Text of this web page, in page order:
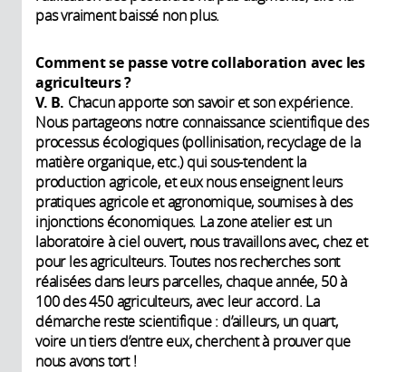
pas vraiment baissé non plus.
Comment se passe votre collaboration avec les
agriculteurs ?
V. B. Chacun apporte son savoir et son expérience.
Nous partageons notre connaissance scientifique des
processus écologiques (pollinisation, recyclage de la
matière organique, etc.) qui sous-tendent la
production agricole, et eux nous enseignent leurs
pratiques agricole et agronomique, soumises à des
injonctions économiques. La zone atelier est un
laboratoire à ciel ouvert, nous travaillons avec, chez et
pour les agriculteurs. Toutes nos recherches sont
réalisées dans leurs parcelles, chaque année, 50 à
100 des 450 agriculteurs, avec leur accord. La
démarche reste scientifique : d’ailleurs, un quart,
voire un tiers d’entre eux, cherchent à prouver que
nous avons tort !